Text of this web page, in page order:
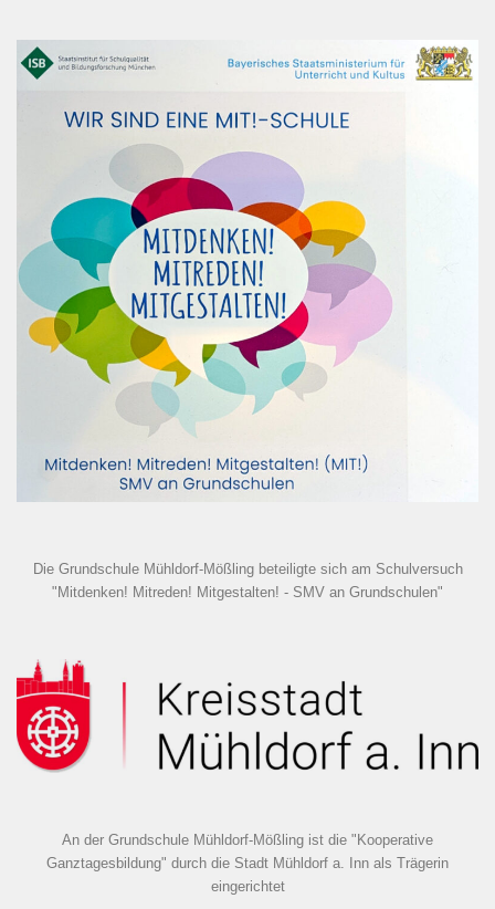
Die Grundschule Mühldorf-Mößling beteiligte sich am Schulversuch
"Mitdenken! Mitreden! Mitgestalten! - SMV an Grundschulen"
An der Grundschule Mühldorf-Mößling ist die "Kooperative
Ganztagesbildung" durch die Stadt Mühldorf a. Inn als Trägerin
eingerichtet